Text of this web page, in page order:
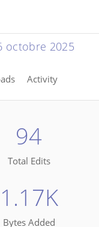
octobre 2025
Activity
94
Total Edits
1.17K
Bytes Added